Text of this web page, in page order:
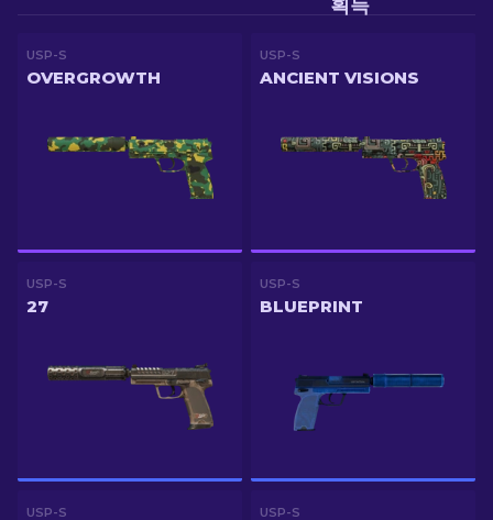
획득
USP-S
OVERGROWTH
USP-S
ANCIENT VISIONS
USP-S
27
USP-S
BLUEPRINT
USP-S USP-S